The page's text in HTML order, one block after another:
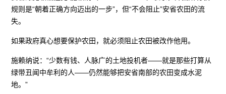
规则是“朝着正确方向迈出的一步”，但“不会阻止”安省农田的流
失。
如果政府真心想要保护农田，就必须阻止农田被改作他用。
施赖纳说：“少数有钱、人脉广的土地投机者——就是那些打算从
绿带丑闻中牟利的人——仍然能够把安省南部的农田变成水泥
地。”